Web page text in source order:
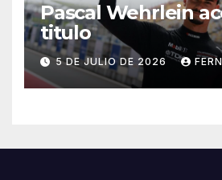
Pascal Wehrlein
titulo
5 DE JULIO DE 2026